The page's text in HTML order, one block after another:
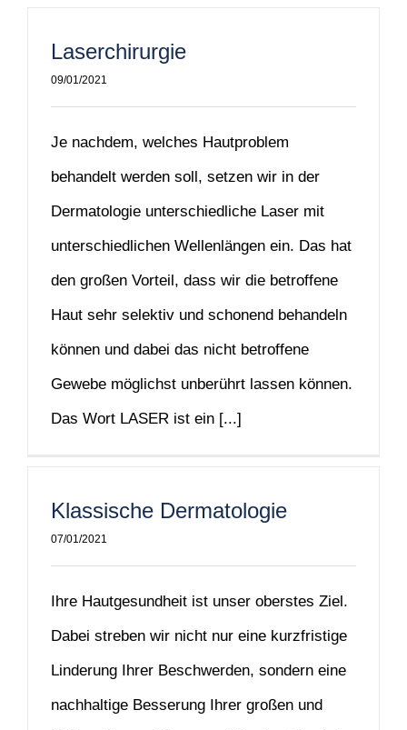
Laserchirurgie
09/01/2021
Je nachdem, welches Hautproblem
behandelt werden soll, setzen wir in der
Dermatologie unterschiedliche Laser mit
unterschiedlichen Wellenlängen ein. Das hat
den großen Vorteil, dass wir die betroffene
Haut sehr selektiv und schonend behandeln
können und dabei das nicht betroffene
Gewebe möglichst unberührt lassen können.
Das Wort LASER ist ein [...]
Klassische Dermatologie
07/01/2021
Ihre Hautgesundheit ist unser oberstes Ziel.
Dabei streben wir nicht nur eine kurzfristige
Linderung Ihrer Beschwerden, sondern eine
nachhaltige Besserung Ihrer großen und